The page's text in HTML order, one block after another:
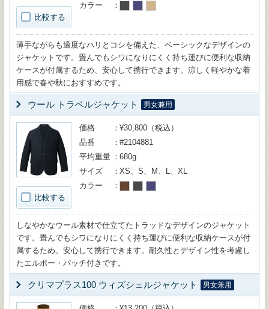
比較する
カラー
薄手ながらも適度なハリとコシを備えた、ベーシックなデザインの
ジャケットです。畳んでもシワになりにくく持ち運びに便利な収納
ケースが付属するため、安心して携行できます。涼しく軽やかな着
用感で春や秋におすすめです。
ウール トラベルジャケット 男女兼用
比較する
価格
¥30,800（税込）
品番
#2104881
平均重量
680g
サイズ
XS、S、M、L、XL
カラー
しなやかなウール素材で仕立てたトラッドなデザインのジャケット
です。畳んでもシワになりにくく持ち運びに便利な収納ケースが付
属するため、安心して携行できます。耐久性とデザイン性を考慮し
たエルボー・パッチ付きです。
クリマプラス100 ウィズシェルジャケット 男女兼用